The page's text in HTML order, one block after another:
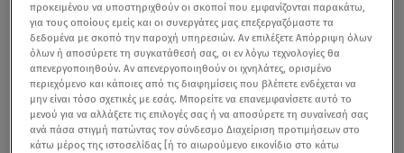
προκειμένου να υποστηριχθούν οι σκοποί που εμφανίζονται παρακάτω,
για τους οποίους εμείς και οι συνεργάτες μας επεξεργαζόμαστε τα
δεδομένα με σκοπό την παροχή υπηρεσιών. Αν επιλέξετε Απόρριψη όλων
όλων ή αποσύρετε τη συγκατάθεσή σας, οι εν λόγω τεχνολογίες θα
απενεργοποιηθούν. Αν απενεργοποιηθούν οι ιχνηλάτες, ορισμένο
περιεχόμενο και κάποιες από τις διαφημίσεις που βλέπετε ενδέχεται να
μην είναι τόσο σχετικές με εσάς. Μπορείτε να επανεμφανίσετε αυτό το
μενού για να αλλάξετε τις επιλογές σας ή να αποσύρετε τη συναίνεσή σας
ανά πάσα στιγμή πατώντας τον σύνδεσμο Διαχείριση προτιμήσεων στο
κάτω μέρος της ιστοσελίδας [ή το αιωρούμενο εικονίδιο στο κάτω